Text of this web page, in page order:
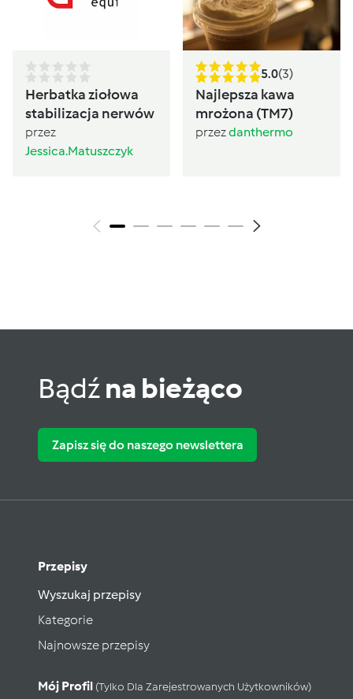
Herbatka ziołowa
stabilizacja nerwów
przez
Jessica.Matuszczyk
5.0(3)
Najlepsza kawa
mrożona (TM7)
przezdanthermo
Bądźna bieżąco
Zapisz się do naszego newslettera
Przepisy
Wyszukaj przepisy
Kategorie
Najnowsze przepisy
Mój Profil (tylko Dla Zarejestrowanych Użytkowników)